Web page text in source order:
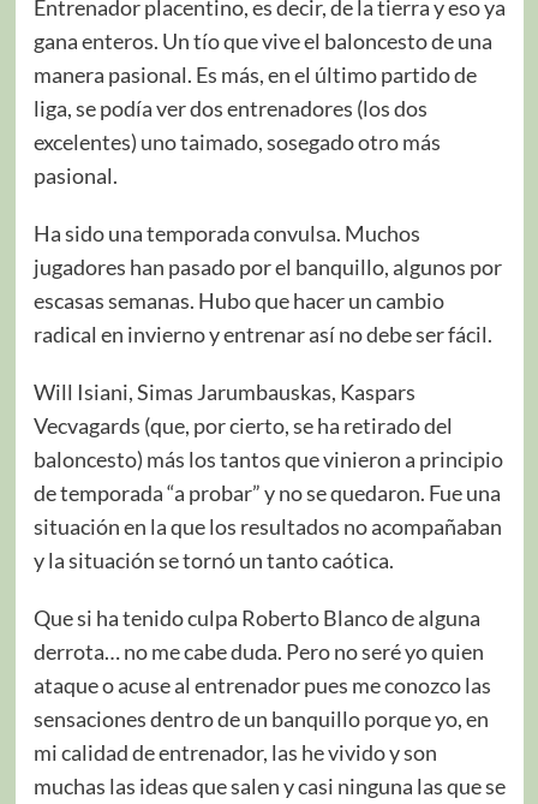
Entrenador placentino, es decir, de la tierra y eso ya
gana enteros. Un tío que vive el baloncesto de una
manera pasional. Es más, en el último partido de
liga, se podía ver dos entrenadores (los dos
excelentes) uno taimado, sosegado otro más
pasional.
Ha sido una temporada convulsa. Muchos
jugadores han pasado por el banquillo, algunos por
escasas semanas. Hubo que hacer un cambio
radical en invierno y entrenar así no debe ser fácil.
Will Isiani, Simas Jarumbauskas, Kaspars
Vecvagards (que, por cierto, se ha retirado del
baloncesto) más los tantos que vinieron a principio
de temporada “a probar” y no se quedaron. Fue una
situación en la que los resultados no acompañaban
y la situación se tornó un tanto caótica.
Que si ha tenido culpa Roberto Blanco de alguna
derrota… no me cabe duda. Pero no seré yo quien
ataque o acuse al entrenador pues me conozco las
sensaciones dentro de un banquillo porque yo, en
mi calidad de entrenador, las he vivido y son
muchas las ideas que salen y casi ninguna las que se